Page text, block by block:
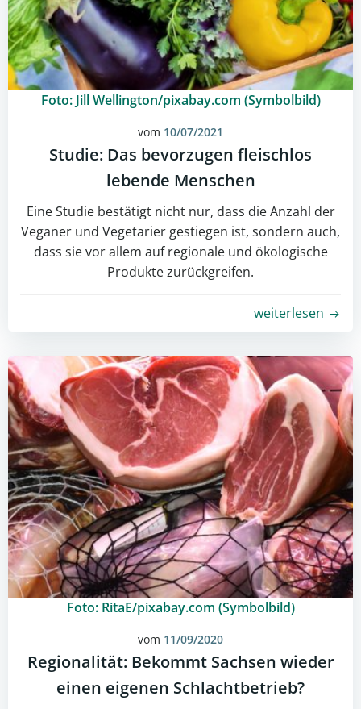
Foto: Jill Wellington/pixabay.com (Symbolbild)
vom 10/07/2021
Studie: Das bevorzugen fleischlos
lebende Menschen
Eine Studie bestätigt nicht nur, dass die Anzahl der
Veganer und Vegetarier gestiegen ist, sondern auch,
dass sie vor allem auf regionale und ökologische
Produkte zurückgreifen.
weiterlesen
Foto: RitaE/pixabay.com (Symbolbild)
vom 11/09/2020
Regionalität: Bekommt Sachsen wieder
einen eigenen Schlachtbetrieb?